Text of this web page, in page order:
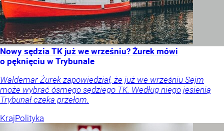
Nowy sędzia TK już we wrześniu? Żurek mówi
o pęknięciu w Trybunale
Waldemar Żurek zapowiedział, że już we wrześniu Sejm
może wybrać ósmego sędziego TK. Według niego jesienią
Trybunał czeka przełom.
KrajPolityka